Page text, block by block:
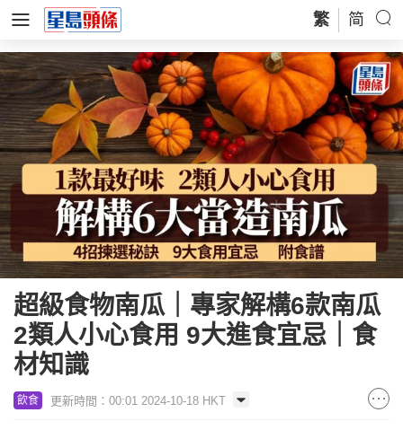
繁 简
超級食物南瓜｜專家解構6款南瓜
2類人小心食用 9大進食宜忌｜食
材知識
飲食 更新時間：00:01 2024-10-18 HKT